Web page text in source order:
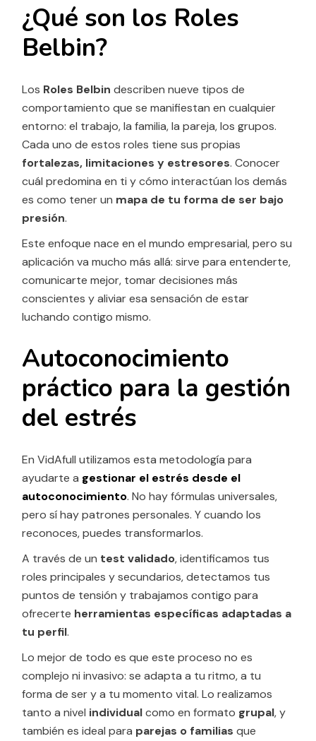
¿Qué son los Roles
Belbin?
Los Roles Belbin describen nueve tipos de
comportamiento que se manifiestan en cualquier
entorno: el trabajo, la familia, la pareja, los grupos.
Cada uno de estos roles tiene sus propias
fortalezas, limitaciones y estresores. Conocer
cuál predomina en ti y cómo interactúan los demás
es como tener un mapa de tu forma de ser bajo
presión.
Este enfoque nace en el mundo empresarial, pero su
aplicación va mucho más allá: sirve para entenderte,
comunicarte mejor, tomar decisiones más
conscientes y aliviar esa sensación de estar
luchando contigo mismo.
Autoconocimiento
práctico para la gestión
del estrés
En VidAfull utilizamos esta metodología para
ayudarte a gestionar el estrés desde el
autoconocimiento. No hay fórmulas universales,
pero sí hay patrones personales. Y cuando los
reconoces, puedes transformarlos.
A través de un test validado, identificamos tus
roles principales y secundarios, detectamos tus
puntos de tensión y trabajamos contigo para
ofrecerte herramientas específicas adaptadas a
tu perfil.
Lo mejor de todo es que este proceso no es
complejo ni invasivo: se adapta a tu ritmo, a tu
forma de ser y a tu momento vital. Lo realizamos
tanto a nivel individualcomo en formato grupal, y
también es ideal para parejas o familias que